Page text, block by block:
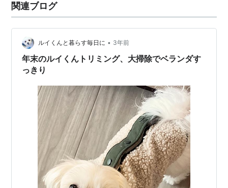
関連ブログ
ルイくんと暮らす毎日に • 3年前
年末のルイくんトリミング、大掃除でベランダす
っきり